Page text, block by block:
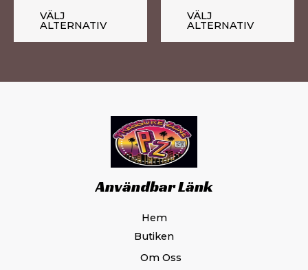
VÄLJ
ALTERNATIV
produktsidan
VÄLJ
ALTERNATIV
Användbar Länk
Hem
Butiken
Om Oss